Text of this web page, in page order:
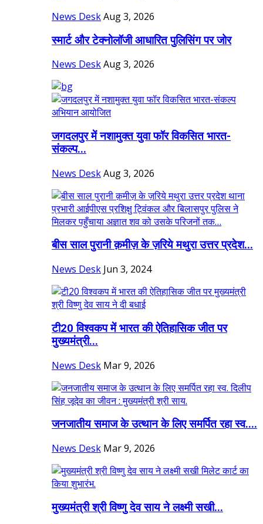
News DeskAug 3, 2026
स्मार्ट और टेक्नोलॉजी आधारित पुलिसिंग पर जोर
News DeskAug 3, 2026
जगदलपुर में नशामुक्त युवा फॉर विकसित भारत-
संकल्प...
News DeskAug 3, 2026
बीस साल पुरानी क़मीज़ के ज़रिये मथुरा उत्तर प्रदेश...
News Desk Jun 3, 2024
टी20 विश्वकप में भारत की ऐतिहासिक जीत पर
मुख्यमंत्री...
News Desk Mar 9, 2026
जनजातीय समाज के उत्थान के लिए समर्पित रहा स्व....
News Desk Mar 9, 2026
मुख्यमंत्री श्री विष्णु देव साय ने लक्ष्मी सखी...